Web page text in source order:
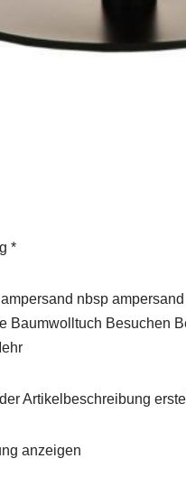
*
nbsp
Baumwolltuch Besuchen
Artikelbeschreibung
anzeigen